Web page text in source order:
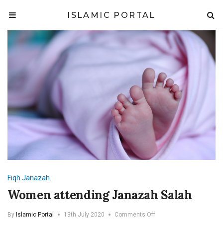
ISLAMIC PORTAL
Fiqh Janazah
Women attending Janazah Salah
By Islamic Portal 13th July 2020 Comments Offon